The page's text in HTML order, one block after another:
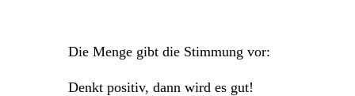
Die Menge gibt die Stimmung vor:
Denkt positiv, dann wird es gut!